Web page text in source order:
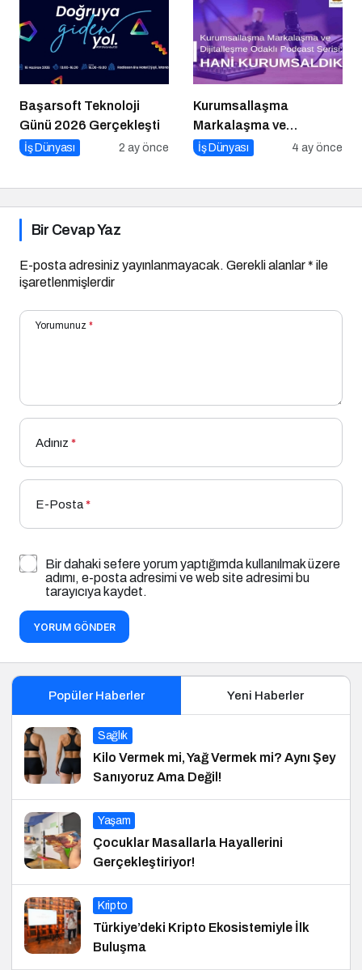
Başarsoft Teknoloji
Günü 2026 Gerçekleşti
İş Dünyası 2 ay önce
Kurumsallaşma
Markalaşma ve
Dijitalleşme Odaklı
İş Dünyası 4 ay önce
Bir Cevap Yaz
E-posta adresiniz yayınlanmayacak. Gerekli alanlar* ile
işaretlenmişlerdir
Yorumunuz *
Adınız *
E-Posta*
Bir dahaki sefere yorum yaptığımda kullanılmak üzere
adımı, e-posta adresimi ve web site adresimi bu
tarayıcıya kaydet.
YORUM GÖNDER
Popüler Haberler Yeni Haberler
Sağlık
Kilo Vermek mi, Yağ Vermek mi? Aynı Şey
Sanıyoruz Ama Değil!
Yaşam
Çocuklar Masallarla Hayallerini
Gerçekleştiriyor!
Kripto
Türkiye’deki Kripto Ekosistemiyle İlk
Buluşma